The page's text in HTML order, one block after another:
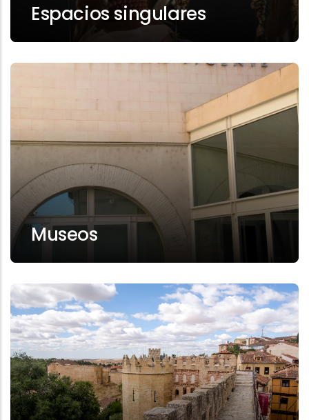
Espacios singulares
Museos